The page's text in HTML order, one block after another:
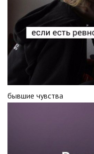
бывшие чувства